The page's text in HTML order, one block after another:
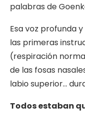
palabras de
Esa voz profunda
las primeras
(respiración
de las fosas
labio superior…
Todos estaban